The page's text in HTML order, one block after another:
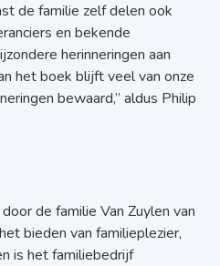
de familie zelf delen ook
en bekende
herinneringen aan
het boek blijft veel van onze
bewaard,” aldus Philip
de familie Van Zuylen van
bieden van familieplezier,
is het familiebedrijf